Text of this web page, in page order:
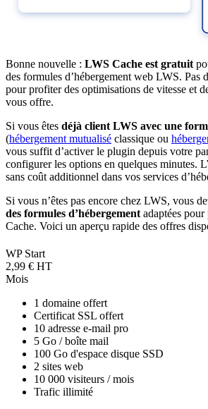
Bonne nouvelle : LWS Cache est gratuit
des formules d’hébergement web LWS. Pas
pour profiter des optimisations de vitesse et
vous offre.
Si vous êtes déjà client LWS avec une
(hébergement mutualisé classique ou
vous suffit d’activer le plugin depuis votre
configurer les options en quelques minutes.
sans coût additionnel dans vos services
Si vous n’êtes pas encore chez LWS, vous
des formules d’hébergement adaptées
Cache. Voici un aperçu rapide des offres
WP Start
2,99 € HT
Mois
1 domaine offert
Certificat SSL offert
10 adresse e-mail pro
5 Go / boîte mail
100 Go d'espace disque SSD
2 sites web
10 000 visiteurs / mois
Trafic illimité